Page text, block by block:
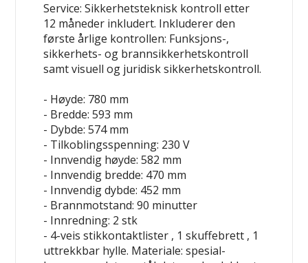
Service: Sikkerhetsteknisk kontrolletter
12 måneder inkludert. Inkluderer den
første årlige kontrollen: Funksjons-,
sikkerhets- og brannsikkerhetskontroll
samt visuell og juridisk sikkerhetskontroll.
- Høyde: 780 mm
- Bredde: 593 mm
- Dybde: 574 mm
- Tilkoblingsspenning: 230 V
- Innvendig høyde: 582 mm
- Innvendig bredde: 470 mm
- Innvendig dybde: 452 mm
- Brannmotstand: 90 minutter
- Innredning: 2 stk
- 4-veis stikkontaktlister , 1 skuffebrett , 1
uttrekkbar hylle. Materiale: spesial-